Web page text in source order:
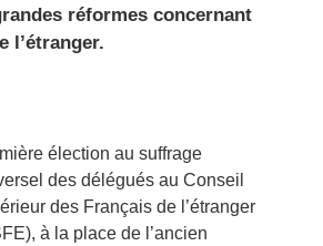
réformes concernant
l’étranger.
élection au suffrage
des délégués au Conseil
des Français de l’étranger
à la place de l’ancien